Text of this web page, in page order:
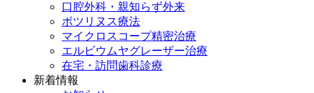
口腔外科・親知らず外来
ボツリヌス療法
マイクロスコープ精密治療
エルビウムヤグレーザー治療
在宅・訪問歯科診療
新着情報